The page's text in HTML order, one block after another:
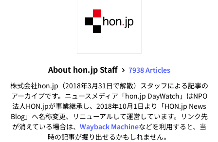
About hon.jp Staff
7938 Articles
株式会社hon.jp（2018年3月31日で解散）スタッフによる記事の
アーカイブです。ニュースメディア「hon.jp DayWatch」はNPO
法人HON.jpが事業継承し、2018年10月1日より「HON.jp News
Blog」へ名称変更、リニューアルして運営しています。リンク先
が消えている場合は、 Wayback Machineなどを利用すると、当
時の記事が掘り出せるかもしれません。